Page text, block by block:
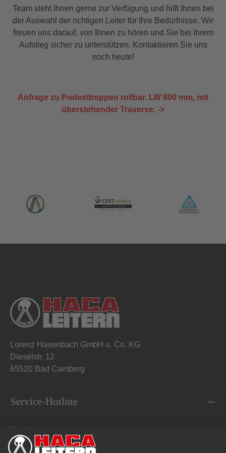
Team steht Ihnen gerne zur Verfügung und hilft Ihnen bei
der Auswahl der richtigen Leiter für Ihre Bedürfnisse. Wir
freuen uns darauf, von Ihnen zu hören und Sie bei Ihrem
Aufstieg sicher zu unterstützen. Kontaktieren Sie uns
noch heute!
Anfrage zu Podesttreppen rollbar, LW 800 mm, mit
überstehender Traverse, ->
Lorenz Hasenbach GmbH u. Co. KG
Dieselstr. 12
65520 Bad Camberg
Service-Hotline
Service